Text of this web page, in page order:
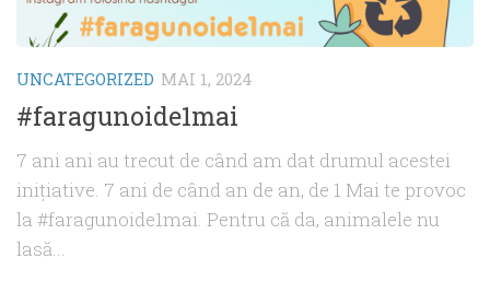
UNCATEGORIZED MAI 1, 2024
#faragunoide1mai
7 ani ani au trecut de când am dat drumul acestei
inițiative. 7 ani de când an de an, de 1 Mai te provoc
la #faragunoide1mai. Pentru că da, animalele nu
lasă...